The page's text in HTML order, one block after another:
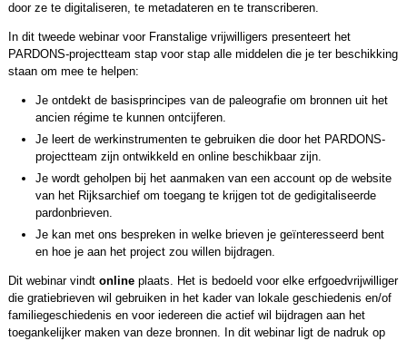
door ze te digitaliseren, te metadateren en te transcriberen.
In dit tweede webinar voor Franstalige vrijwilligers presenteert het
PARDONS-projectteam stap voor stap alle middelen die je ter beschikking
staan om mee te helpen:
Je ontdekt de basisprincipes van de paleografie om bronnen uit het
ancien régime te kunnen ontcijferen.
Je leert de werkinstrumenten te gebruiken die door het PARDONS-
projectteam zijn ontwikkeld en online beschikbaar zijn.
Je wordt geholpen bij het aanmaken van een account op de website
van het Rijksarchief om toegang te krijgen tot de gedigitaliseerde
pardonbrieven.
Je kan met ons bespreken in welke brieven je geïnteresseerd bent
en hoe je aan het project zou willen bijdragen.
Dit webinar vindt onlineplaats. Het is bedoeld voor elke erfgoedvrijwilliger
die gratiebrieven wil gebruiken in het kader van lokale geschiedenis en/of
familiegeschiedenis en voor iedereen die actief wil bijdragen aan het
toegankelijker maken van deze bronnen. In dit webinar ligt de nadruk op